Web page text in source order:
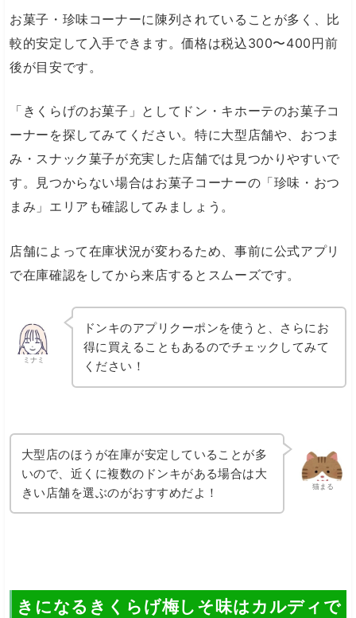
お菓子・珍味コーナーに陳列されていることが多く、比
較的安定して入手できます。価格は税込300〜400円前
後が目安です。
「きくらげのお菓子」としてドン・キホーテのお菓子コ
ーナーを探してみてください。特に大型店舗や、おつま
み・スナック菓子が充実した店舗では見つかりやすいで
す。見つからない場合はお菓子コーナーの「珍味・おつ
まみ」エリアも確認してみましょう。
店舗によって在庫状況が変わるため、事前に公式アプリ
で在庫確認をしてから来店するとスムーズです。
ミナミ
ドンキのアプリクーポンを使うと、さらにお
得に買えることもあるのでチェックしてみて
ください！
猫まる
大型店のほうが在庫が安定していることが多
いので、近くに複数のドンキがある場合は大
きい店舗を選ぶのがおすすめだよ！
きになるきくらげ梅しそ味はカルディで